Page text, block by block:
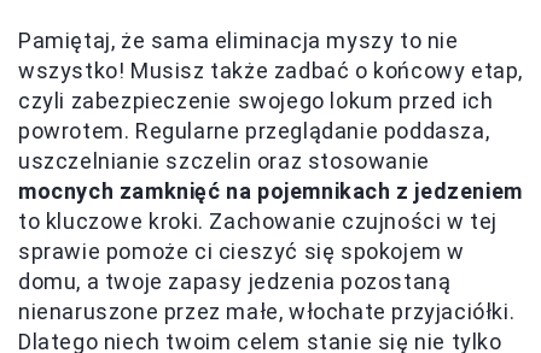
Pamiętaj, że sama eliminacja myszy to nie
wszystko! Musisz także zadbać o końcowy etap,
czyli zabezpieczenie swojego lokum przed ich
powrotem. Regularne przeglądanie poddasza,
uszczelnianie szczelin oraz stosowanie
mocnych zamknięć na pojemnikach z jedzeniem
to kluczowe kroki. Zachowanie czujności w tej
sprawie pomoże ci cieszyć się spokojem w
domu, a twoje zapasy jedzenia pozostaną
nienaruszone przez małe, włochate przyjaciółki.
Dlatego niech twoim celem stanie się nie tylko